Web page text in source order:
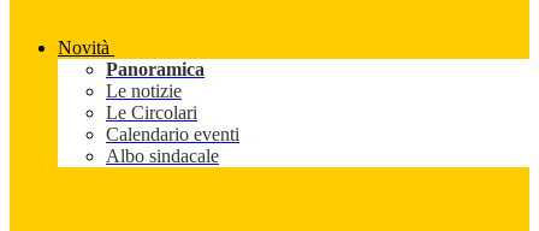
Novità
Panoramica
Le notizie
Le Circolari
Calendario eventi
Albo sindacale